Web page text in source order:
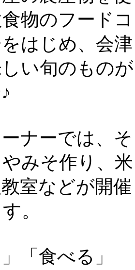
物のフードコ
はじめ、会津
い旬のものが
ナーでは、そ
みそ作り、米
室などが開催
す。
」「食べる」